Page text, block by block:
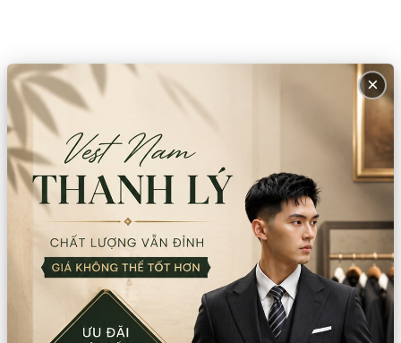
Về Hoài Giang Shop
Sản phẩm mới
Sản phẩm bán chạy
Được thuê nhiều nhất
×